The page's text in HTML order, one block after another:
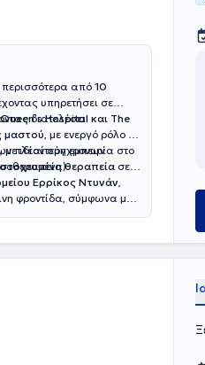
από 10
υπηρετήσει σε
Hospital και The
διατελέσει
μαστού, με ενεργό ρόλο σε
πλέον σύγχρονων
, με ιδιαίτερη εμπειρία στο
θεραπεία σε
Ερρίκος Ντυνάν,
φροντίδα, σύμφωνα με